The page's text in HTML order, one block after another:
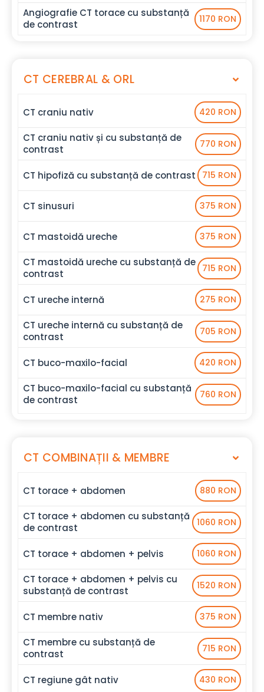
Angiografie CT torace cu substanță
de contrast
1170 RON
CT CEREBRAL & ORL
CT craniu nativ 420 RON
CT craniu nativ și cu substanță de
contrast
770 RON
CT hipofiză cu substanță de contrast 715 RON
CT sinusuri 375 RON
CT mastoidă ureche 375 RON
CT mastoidă ureche cu substanță de
contrast
715 RON
CT ureche internă 275 RON
CT ureche internă cu substanță de
contrast
705 RON
CT buco-maxilo-facial 420 RON
CT buco-maxilo-facial cu substanță
de contrast
760 RON
CT COMBINAȚII & MEMBRE
CT torace + abdomen 880 RON
CT torace + abdomen cu substanță
de contrast
1060 RON
CT torace + abdomen + pelvis 1060 RON
CT torace + abdomen + pelvis cu
substanță de contrast
1520 RON
CT membre nativ 375 RON
CT membre cu substanță de
contrast
715 RON
CT regiune gât nativ 430 RON